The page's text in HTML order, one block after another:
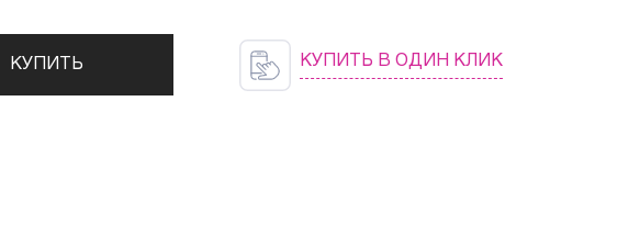
КУПИТЬ КУПИТЬ В ОДИН КЛИК